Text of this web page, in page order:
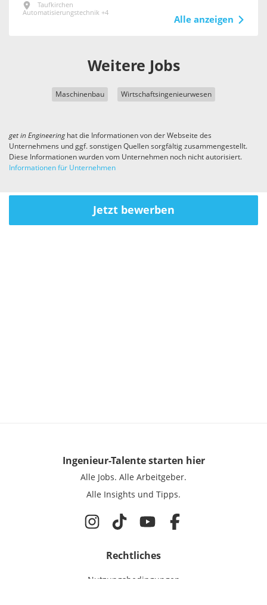
Taufkirchen
Automatisierungstechnik +4
Alle anzeigen
Weitere Jobs
Maschinenbau Wirtschaftsingenieurwesen
get in Engineeringhat die Informationen von der Webseite des
Unternehmens und ggf. sonstigen Quellen sorgfältig zusammengestellt.
Diese Informationen wurden vom Unternehmen noch nicht autorisiert.
Informationen für Unternehmen
Jetzt bewerben
Ingenieur-Talentestarten hier
Alle Jobs. Alle Arbeitgeber.
Alle Insights und Tipps.
Rechtliches
Nutzungsbedingungen